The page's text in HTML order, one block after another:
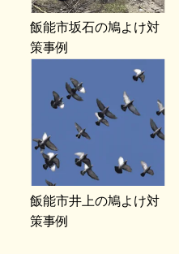
飯能市坂石の鳩よけ対
策事例
飯能市井上の鳩よけ対
策事例